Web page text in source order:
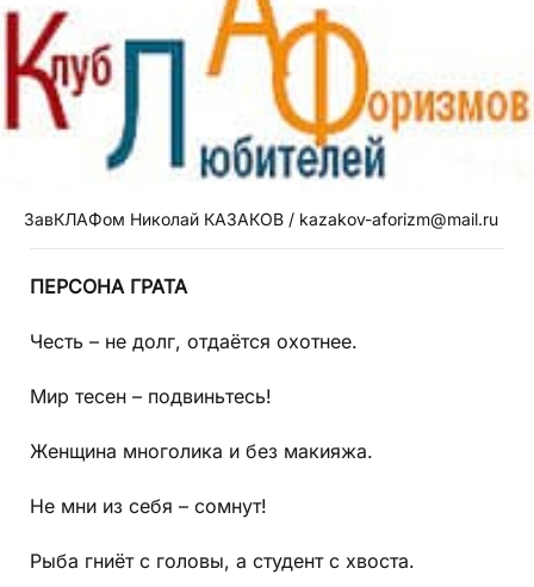
ЗавКЛАФом Николай КАЗАКОВ / kazakov-aforizm@mail.ru
ПЕРСОНА ГРАТА
Честь – не долг, отдаётся охотнее.
Мир тесен – подвиньтесь!
Женщина многолика и без макияжа.
Не мни из себя – сомнут!
Рыба гниёт с головы, а студент с хвоста.